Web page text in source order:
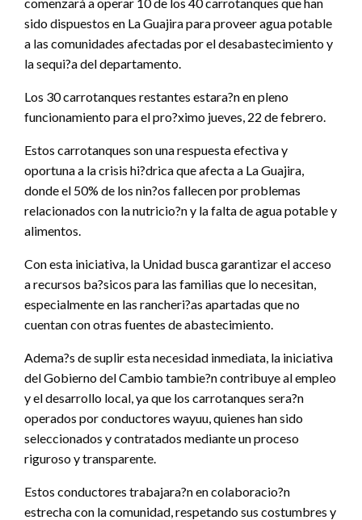
sido dispuestos en La Guajira para proveer agua potable
a las comunidades afectadas por el desabastecimiento y
la sequi?a del departamento.
Los 30 carrotanques restantes estara?n en pleno
funcionamiento para el pro?ximo jueves, 22 de febrero.
Estos carrotanques son una respuesta efectiva y
oportuna a la crisis hi?drica que afecta a La Guajira,
donde el 50% de los nin?os fallecen por problemas
relacionados con la nutricio?n y la falta de agua potable y
alimentos.
Con esta iniciativa, la Unidad busca garantizar el acceso
a recursos ba?sicos para las familias que lo necesitan,
especialmente en las rancheri?as apartadas que no
cuentan con otras fuentes de abastecimiento.
Adema?s de suplir esta necesidad inmediata, la iniciativa
del Gobierno del Cambio tambie?n contribuye al empleo
y el desarrollo local, ya que los carrotanques sera?n
operados por conductores wayuu, quienes han sido
seleccionados y contratados mediante un proceso
riguroso y transparente.
Estos conductores trabajara?n en colaboracio?n
estrecha con la comunidad, respetando sus costumbres y